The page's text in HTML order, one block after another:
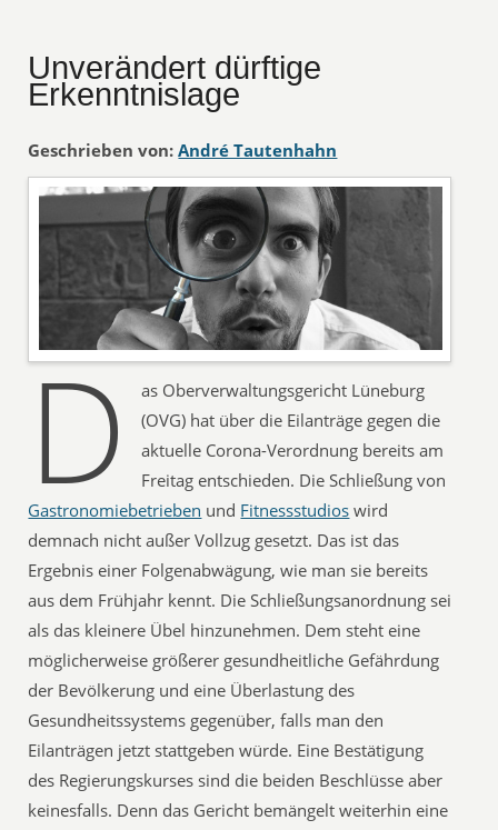
Unverändert dürftige
Erkenntnislage
Geschrieben von: André Tautenhahn
D
as Oberverwaltungsgericht Lüneburg
(OVG) hat über die Eilanträge gegen die
aktuelle Corona-Verordnung bereits am
Freitag entschieden. Die Schließung von
Gastronomiebetrieben und Fitnessstudios wird
demnach nicht außer Vollzug gesetzt. Das ist das
Ergebnis einer Folgenabwägung, wie man sie bereits
aus dem Frühjahr kennt. Die Schließungsanordnung sei
als das kleinere Übel hinzunehmen. Dem steht eine
möglicherweise größerer gesundheitliche Gefährdung
der Bevölkerung und eine Überlastung des
Gesundheitssystems gegenüber, falls man den
Eilanträgen jetzt stattgeben würde. Eine Bestätigung
des Regierungskurses sind die beiden Beschlüsse aber
keinesfalls. Denn das Gericht bemängelt weiterhin eine